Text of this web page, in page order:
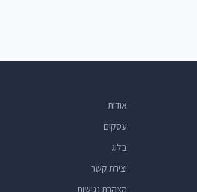
אודות
עסקים
בלוג
יצירת קשר
הצהרת נגישות